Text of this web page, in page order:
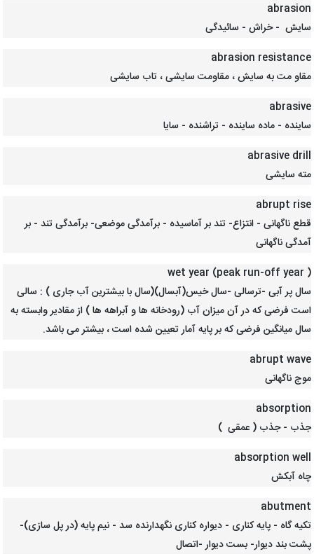
abrasion
سایش - خراش - سائیدگی
abrasion resistance
مقاو مت به سایش ، مقاومت سایشی ، تاب سایشی
abrasive
ساینده - ماده ساینده - تراشنده - سایا
abrasive drill
مته سایشی
abrupt rise
قطع ناگهانی - انتزاع- تند بر آماسیده - برآمدگی موضعی- برآمدگی تند - بر
آمدگی ناگهانی
( wet year (peak run-off year
سال پر آبی -ترسالی -سال خیس(آبسال)(سال با بیشترین آب جاری ) : سالی
است فرضی که در آن میزان آب (رودخانه ها و آبراهه ها ) از مقادیر وابسته به
سال میانگین فرضی که بر پایه آمار تعیین شده است ، بیشتر می باشد.
abrupt wave
موج ناگهانی
absorption
جذب - جذب ( عمقی )
absorption well
چاه آبکش
abutment
تکیه گاه - پایه کناری - دیواره کناری نگهدارنده سد - نیم پایه (در پل سازی)-
پشت بند دیوار- بست دیوار -اتصال